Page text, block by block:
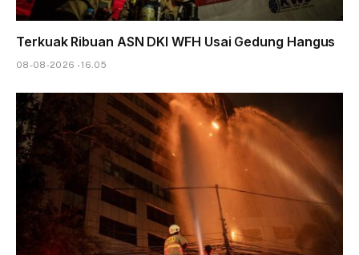
Terkuak Ribuan ASN DKI WFH Usai Gedung Hangus
08-08-2026 - 16.05